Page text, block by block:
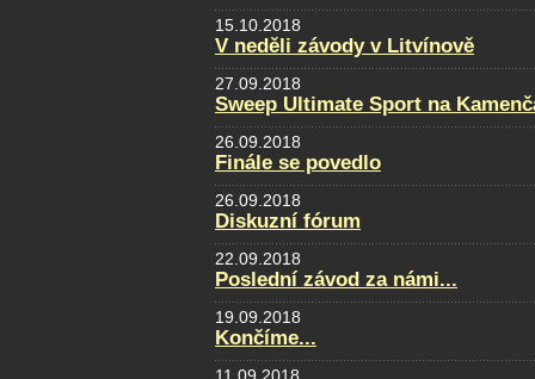
15.10.2018
V neděli závody v Litvínově
27.09.2018
Sweep Ultimate Sport na
26.09.2018
Finále se povedlo
26.09.2018
Diskuzní fórum
22.09.2018
Poslední závod za námi...
19.09.2018
Končíme...